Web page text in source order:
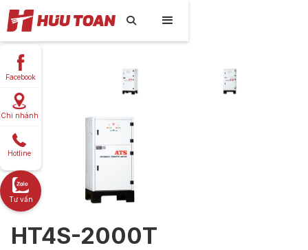

Facebook
Chi nhánh
Hotline
Tư vấn
HT4S-2000T